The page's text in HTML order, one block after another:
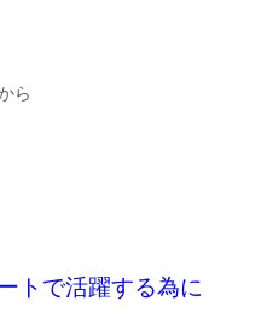
ら
トで活躍する為に